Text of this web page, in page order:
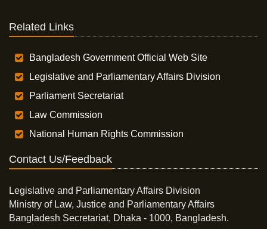
Related Links
Bangladesh Government Official Web Site
Legislative and Parliamentary Affairs Division
Parliament Secretariat
Law Commission
National Human Rights Commission
Contact Us/Feedback
Legislative and Parliamentary Affairs Division
Ministry of Law, Justice and Parliamentary Affairs
Bangladesh Secretariat, Dhaka - 1000, Bangladesh.